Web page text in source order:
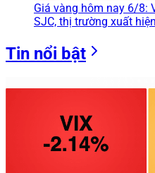
Giá vàng hôm nay 6/8:
SJC, thị trường xuất
Tin nổi bật